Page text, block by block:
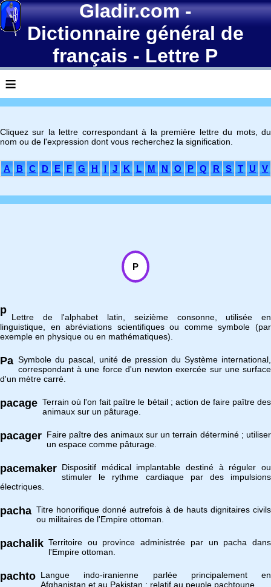
Gladir.com-
Dictionnaire général de
français - Lettre P
≡
Cliquez sur la lettre correspondant à la première lettre du mots, du
nom ou de l'expression dont vous recherchez la signification.
A B C D E F G H I J K L M N O P Q R S T U V
P
p
Lettre de l'alphabet latin, seizième consonne, utilisée en
linguistique, en abréviations scientifiques ou comme symbole (par
exemple en physique ou en mathématiques).
Pa Symbole du pascal, unité de pression du Système international,
correspondant à une force d'un newton exercée sur une surface
d'un mètre carré.
pacage Terrain où l'on fait paître le bétail ; action de faire paître des
animaux sur un pâturage.
pacager Faire paître des animaux sur un terrain déterminé ; utiliser
un espace comme pâturage.
pacemaker Dispositif médical implantable destiné à réguler ou
stimuler le rythme cardiaque par des impulsions
électriques.
pacha Titre honorifique donné autrefois à de hauts dignitaires civils
ou militaires de l'Empire ottoman.
pachalik Territoire ou province administrée par un pacha dans
l'Empire ottoman.
pachto Langue indo-iranienne parlée principalement en
Afghanistan et au Pakistan ; relatif au peuple pachtoune.